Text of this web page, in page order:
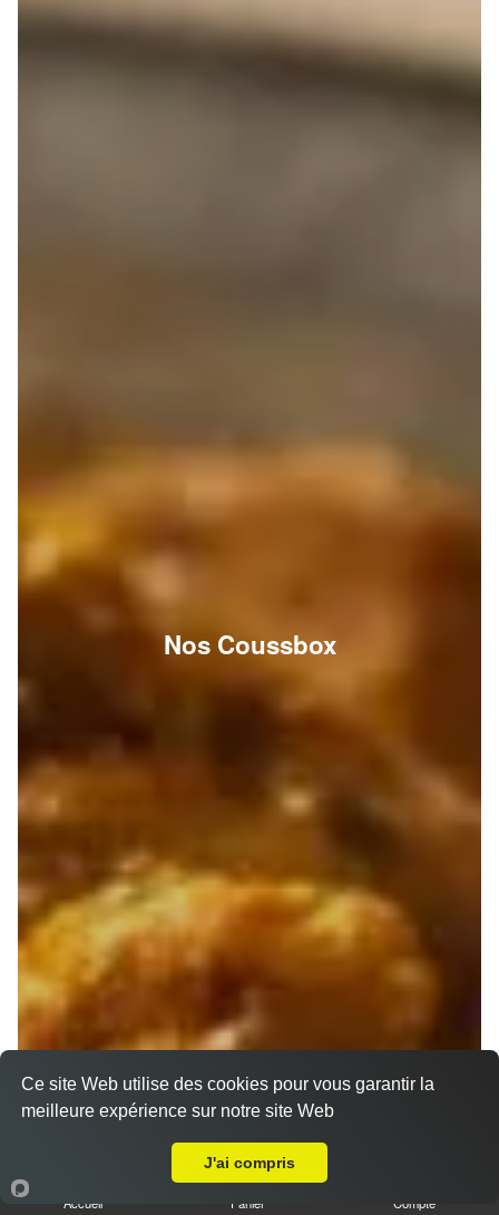
Nos Coussbox
Accueil Panier Compte
Ce site Web utilise des cookies pour vous garantir la
meilleure expérience sur notre site Web
J'ai compris